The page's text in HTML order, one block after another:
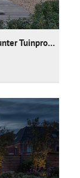
1. Platz - KATEGORIE: Living Pool - Firma: Munter Tuinprojecten